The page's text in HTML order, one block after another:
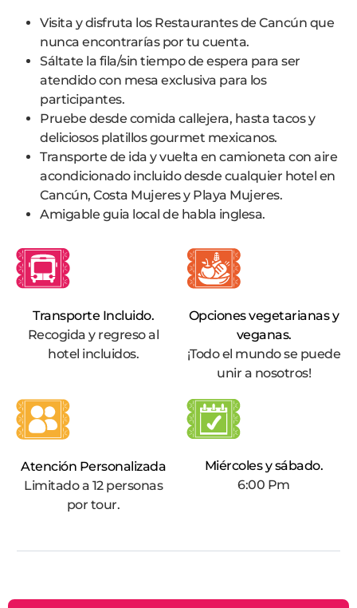
Visita y disfruta los Restaurantes de Cancún que
nunca encontrarías por tu cuenta.
Sáltate la fila/sin tiempo de espera para ser
atendido con mesa exclusiva para los
participantes.
Pruebe desde comida callejera, hasta tacos y
deliciosos platillos gourmet mexicanos.
Transporte de ida y vuelta en camioneta con aire
acondicionado incluido desde cualquier hotel en
Cancún, Costa Mujeres y Playa Mujeres.
Amigable guia local de habla inglesa.
Transporte Incluido.
Recogida y regreso al
hotel incluidos.
Opciones vegetarianas y
veganas.
¡Todo el mundo se puede
unir a nosotros!
Atención Personalizada
Limitado a 12 personas
por tour.
Miércoles y sábado.
6:00 Pm